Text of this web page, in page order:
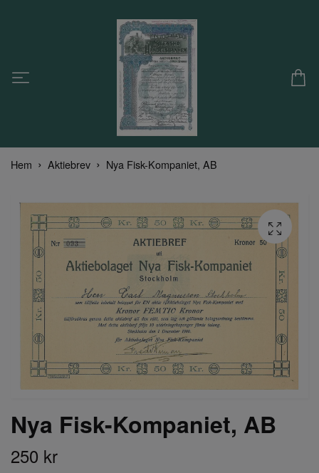
Hem Aktiebrev Nya Fisk-Kompaniet, AB
Nya Fisk-Kompaniet, AB
250 kr